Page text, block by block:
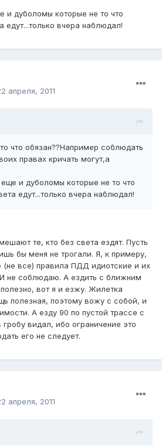
и дуболомы которые не то что
едут...только вчера наблюдал!
апреля, 2011
что обязан??Например соблюдать
правах кричать могут,а
и дуболомы которые не то что
едут...только вчера наблюдал!
те, кто без света ездят. Пусть
бы меня не трогали. Я, к примеру,
(не все) правила ПДД идиотские и их
не соблюдаю. А ездить с ближним
вот я и езжу. Жилетка
полезная, поэтому вожу с собой, и
А езду 90 по пустой трассе с
видал, ибо ограничение это
его не следует.
апреля, 2011